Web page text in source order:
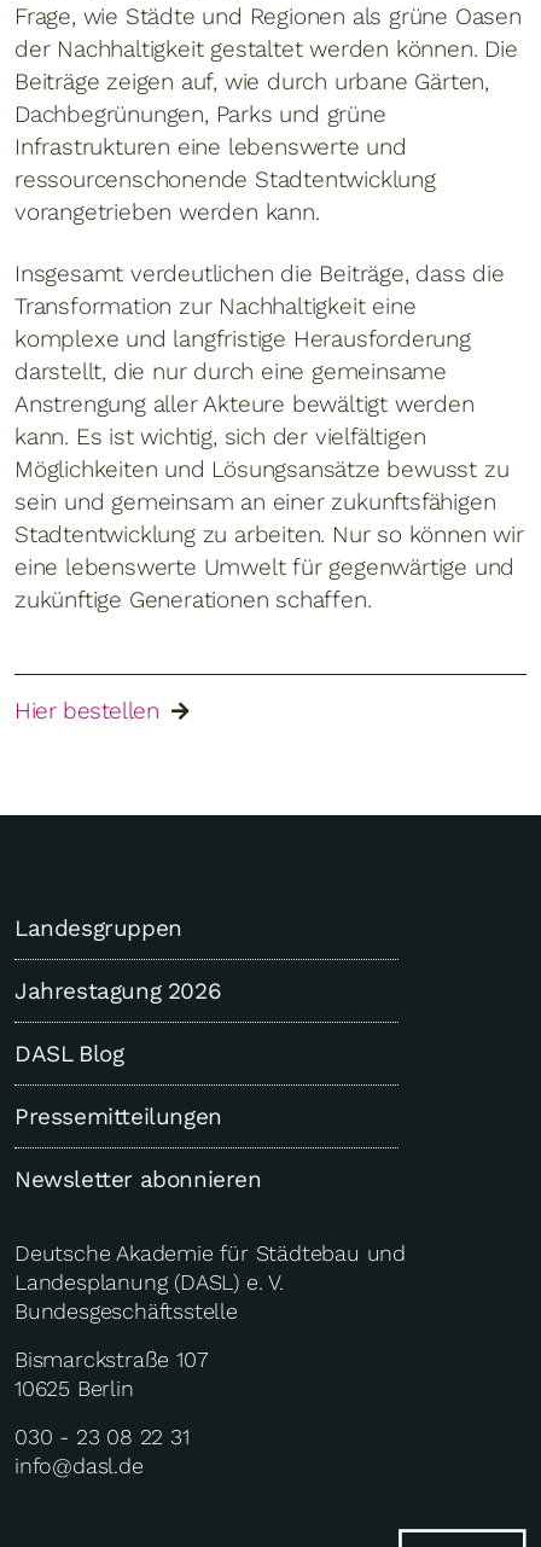
Frage, wie Städte und Regionen als grüne Oasen
der Nachhaltigkeit gestaltet werden können. Die
Beiträge zeigen auf, wie durch urbane Gärten,
Dachbegrünungen, Parks und grüne
Infrastrukturen eine lebenswerte und
ressourcenschonende Stadtentwicklung
vorangetrieben werden kann.
Insgesamt verdeutlichen die Beiträge, dass die
Transformation zur Nachhaltigkeit eine
komplexe und langfristige Herausforderung
darstellt, die nur durch eine gemeinsame
Anstrengung aller Akteure bewältigt werden
kann. Es ist wichtig, sich der vielfältigen
Möglichkeiten und Lösungsansätze bewusst zu
sein und gemeinsam an einer zukunftsfähigen
Stadtentwicklung zu arbeiten. Nur so können wir
eine lebenswerte Umwelt für gegenwärtige und
zukünftige Generationen schaffen.
Hier bestellen
Landesgruppen
Jahrestagung 2026
DASL Blog
Pressemitteilungen
Newsletter abonnieren
Deutsche Akademie für Städtebau und
Landesplanung (DASL) e. V.
Bundesgeschäftsstelle
Bismarckstraße 107
10625 Berlin
030 - 23 08 22 31
info@dasl.de